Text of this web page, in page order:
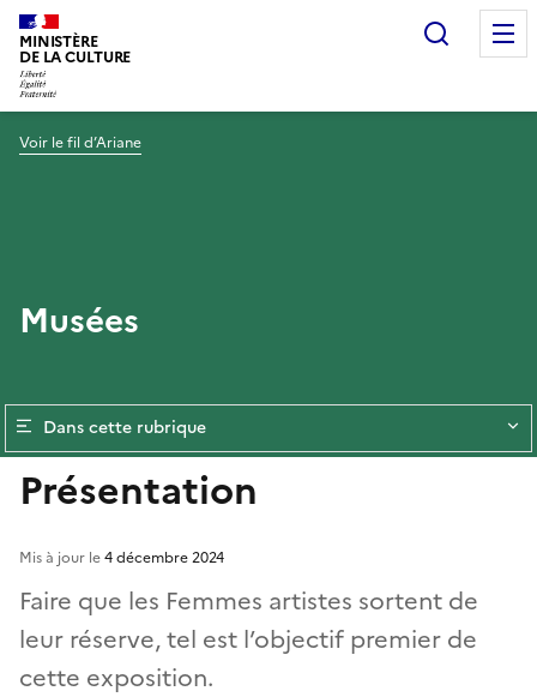
MINISTÈRE
DE LA CULTURE
Voir le fil d’Ariane
Musées
Dans cette rubrique
Présentation
Faire que les Femmes artistes sortent de
leur réserve, tel est l’objectif premier de
cette exposition.
Mis à jour le4 décembre 2024